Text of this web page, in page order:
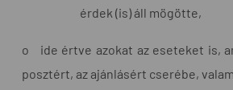
érdek (is) áll mögötte,
o ide értve azokat az eseteket is,
posztért, az ajánlásért cserébe,